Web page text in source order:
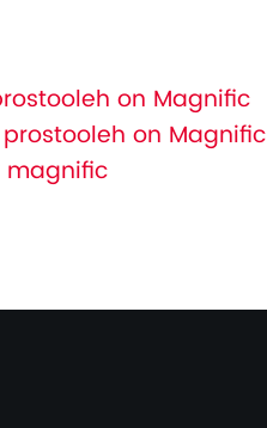
on Magnific
on Magnific